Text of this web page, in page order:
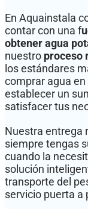
En Aquainstala
contar con una f
obtener agua
nuestro proceso
los estándares
comprar agua
establecer un
satisfacer tus
Nuestra entrega
siempre tengas
cuando la
solución
transporte del
servicio puerta a